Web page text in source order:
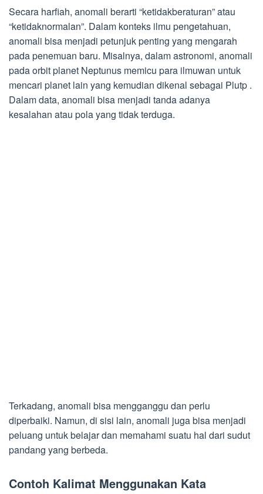
Secara harfiah, anomali berarti “ketidakberaturan” atau
“ketidaknormalan”. Dalam konteks ilmu pengetahuan,
anomali bisa menjadi petunjuk penting yang mengarah
pada penemuan baru. Misalnya, dalam astronomi, anomali
pada orbit planet Neptunus memicu para ilmuwan untuk
mencari planet lain yang kemudian dikenal sebagai Plutp .
Dalam data, anomali bisa menjadi tanda adanya
kesalahan atau pola yang tidak terduga.
Terkadang, anomali bisa mengganggu dan perlu
diperbaiki. Namun, di sisi lain, anomali juga bisa menjadi
peluang untuk belajar dan memahami suatu hal dari sudut
pandang yang berbeda.
Contoh Kalimat Menggunakan Kata